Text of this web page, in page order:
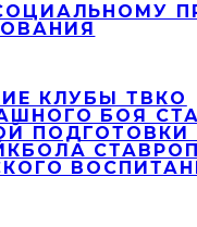
КЛУБЫ ТВКО
БОЯ
ПОДГОТОВКИ